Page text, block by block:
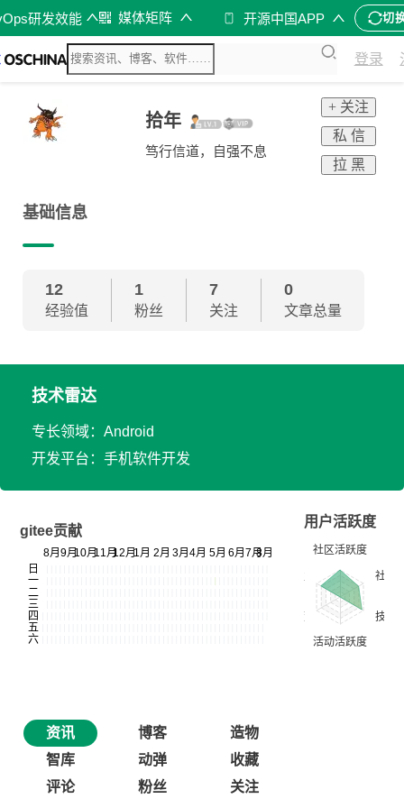
研发效能 媒体矩阵 开源中国APP 切
登录
拾年
笃行信道，自强不息
+ 关注
私 信
拉 黑
基础信息
12
经验值
1
粉丝
7
关注
0
文章总量
技术雷达
专长领域：Android
开发平台：手机软件开发
gitee贡献
用户活跃度
资讯 博客
造物
智库
动弹
收藏
评论
粉丝 关注